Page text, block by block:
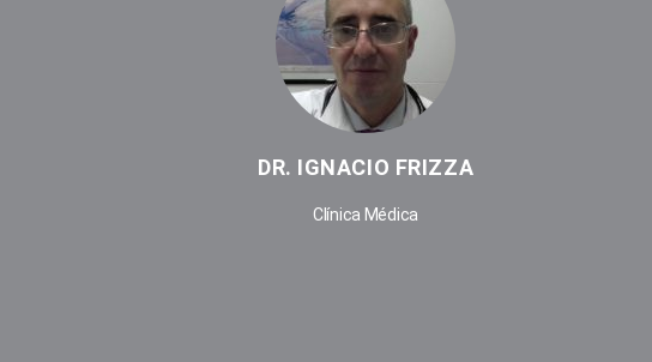
DR. IGNACIO FRIZZA
Clínica Médica